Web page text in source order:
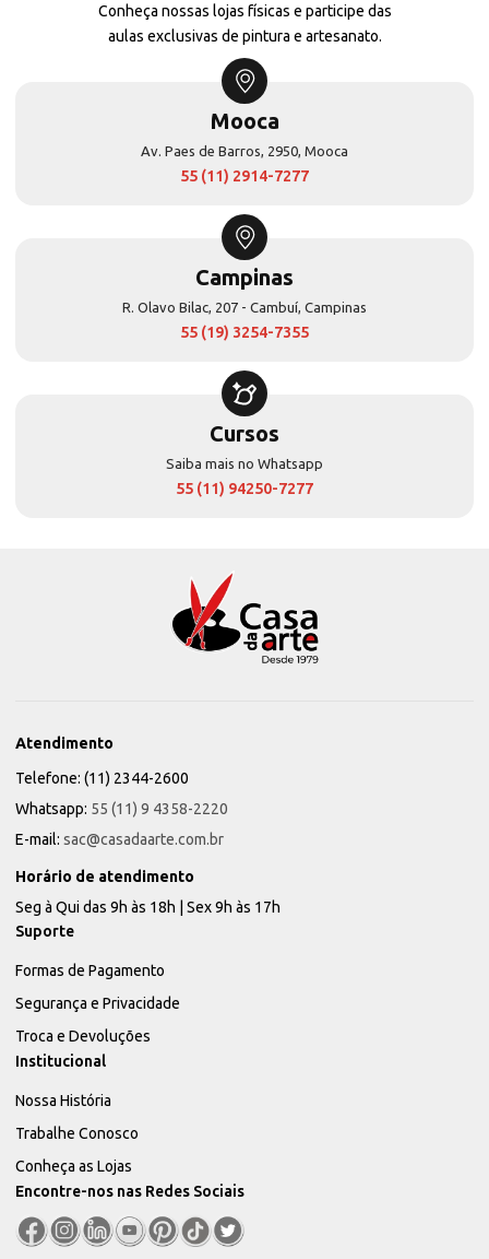
Conheça nossas lojas físicas e participe das
aulas exclusivas de pintura e artesanato.
Mooca
Av. Paes de Barros, 2950, Mooca
55 (11) 2914-7277
Campinas
R. Olavo Bilac, 207 - Cambuí, Campinas
55 (19) 3254-7355
Cursos
Saiba mais no Whatsapp
55 (11) 94250-7277
Atendimento
Telefone: (11) 2344-2600
Whatsapp: 55 (11) 9 4358-2220
E-mail: sac@casadaarte.com.br
Horário de atendimento
Seg à Qui das 9h às 18h | Sex 9h às 17h
Suporte
Formas de Pagamento
Segurança e Privacidade
Troca e Devoluções
Institucional
Nossa História
Trabalhe Conosco
Conheça as Lojas
Encontre-nos nas Redes Sociais